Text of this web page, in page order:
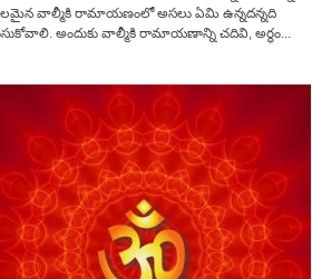
వాల్మీకి రామాయణంలో అసలు ఏమి ఉన్నదన్నది
అందుకు వాల్మీకి రామాయణాన్ని చదివి, అర్ధం...